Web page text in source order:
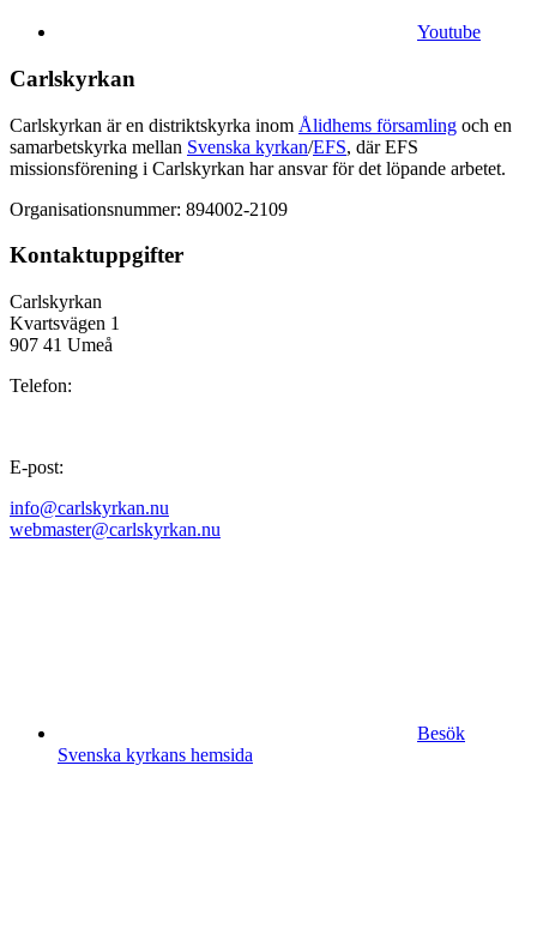
Youtube
Carlskyrkan
Carlskyrkan är en distriktskyrka inom Ålidhems församling och en
samarbetskyrka mellan Svenska kyrkan/EFS, där EFS
missionsförening i Carlskyrkan har ansvar för det löpande arbetet.
Organisationsnummer: 894002-2109
Kontaktuppgifter
Carlskyrkan
Kvartsvägen 1
907 41 Umeå
Telefon:
E-post:
info@carlskyrkan.nu
webmaster@carlskyrkan.nu
Besök
Svenska kyrkans hemsida